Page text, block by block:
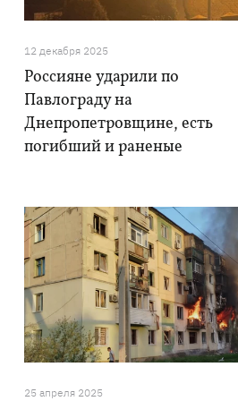
12 декабря 2025
Россияне ударили по
Павлограду на
Днепропетровщине, есть
погибший и раненые
25 апреля 2025